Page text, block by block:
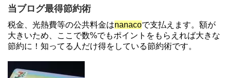
【解決】マリオットボンヴォイにログインできな
い、パスワード変更不可の原因はコレでした。
【対象者限定】楽天ペイで決済すると最大300ポイ
ントキャンペーン！～6/1
当ブログ最得節約術
税金、光熱費等の公共料金はnanacoで支払えます。額が
大きいため、ここで数%でもポイントをもらえれば大きな
節約に！知ってる人だけ得をしている節約術です。